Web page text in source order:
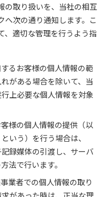
の取り扱いを、当社の相互
へ次の通り通知します。こ
、適切な管理を行うよう指
るお客様の個人情報の範
がある場合を除いて、当
上必要な個人情報を対象
様の個人情報の提供（以
いう）を行う場合は、
録媒体の引渡し、サーバ
法で行います。
業者での個人情報の取り